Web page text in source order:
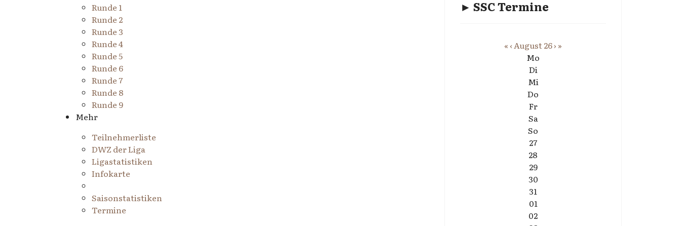
Runde 1
Runde 2
Runde 3
Runde 4
Runde 5
Runde 6
Runde 7
Runde 8
Runde 9
Mehr
Teilnehmerliste
DWZ der Liga
Ligastatistiken
Infokarte
Saisonstatistiken
Termine
► SSC Termine
« ‹August 26› »
Mo
Di
Mi
Do
Fr
Sa
So
27
28
29
30
31
01
02